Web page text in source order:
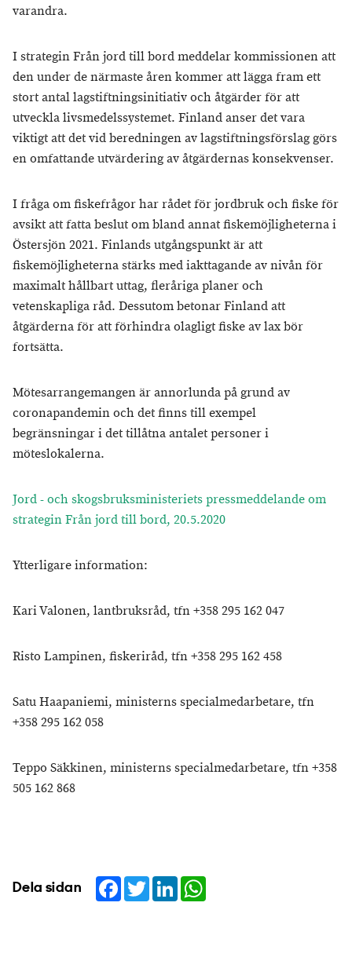
varandra.
I strategin Från jord till bord meddelar kommissionen att
den under de närmaste åren kommer att lägga fram ett
stort antal lagstiftningsinitiativ och åtgärder för att
utveckla livsmedelssystemet. Finland anser det vara
viktigt att det vid beredningen av lagstiftningsförslag görs
en omfattande utvärdering av åtgärdernas konsekvenser.
I fråga om fiskefrågor har rådet för jordbruk och fiske för
avsikt att fatta beslut om bland annat fiskemöjligheterna i
Östersjön 2021. Finlands utgångspunkt är att
fiskemöjligheterna stärks med iakttagande av nivån för
maximalt hållbart uttag, fleråriga planer och
vetenskapliga råd. Dessutom betonar Finland att
åtgärderna för att förhindra olagligt fiske av lax bör
fortsätta.
Mötesarrangemangen är annorlunda på grund av
coronapandemin och det finns till exempel
begränsningar i det tillåtna antalet personer i
möteslokalerna.
Jord - och skogsbruksministeriets pressmeddelande om
strategin Från jord till bord, 20.5.2020
Ytterligare information:
Kari Valonen, lantbruksråd, tfn +358 295 162 047
Risto Lampinen, fiskeriråd, tfn +358 295 162 458
Satu Haapaniemi, ministerns specialmedarbetare, tfn
+358 295 162 058
Teppo Säkkinen, ministerns specialmedarbetare, tfn +358
505 162 868
Dela sidan Facebook
TwitterLinkedIn